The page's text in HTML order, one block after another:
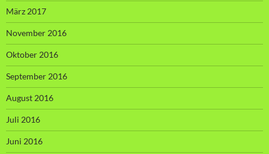
März 2017
November 2016
Oktober 2016
September 2016
August 2016
Juli 2016
Juni 2016